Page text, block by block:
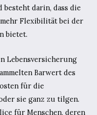
darin, dass die
Flexibilität bei der
bietet.
Lebensversicherung
Barwert des
für die
sie ganz zu tilgen.
für Menschen, deren